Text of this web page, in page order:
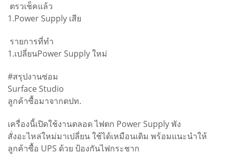
ตรวเช็คแล้ว
1.Power Supply เสีย
รายการที่ทำ
1.เปลี่ยนPower Supply ใหม่
#สรุปงานซ่อม
Surface Studio
ลูกค้าซื้อมาจากตปท.
เครื่องนี้เปิดใช้งานตลอด ไฟตก Power Supply พัง
สั่งอะไหล่ใหม่มาเปลี่ยน ใช้ได้เหมือนเดิม พร้อมแนะนำให้
ลูกค้าซื้อ UPS ด้วย ป้องกันไฟกระชาก